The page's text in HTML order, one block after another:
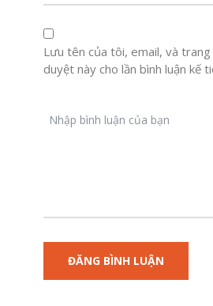
Lưu tên của tôi, email, và
duyệt này cho lần bình luận kế